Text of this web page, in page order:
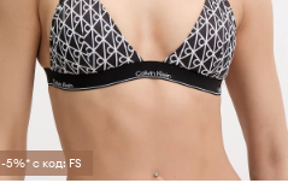
-5%* с код: FS